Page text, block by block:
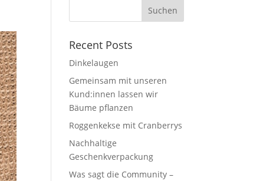
Recent Posts
Dinkelaugen
Gemeinsam mit unseren
Kund:innen lassen wir
Bäume pflanzen
Roggenkekse mit Cranberrys
Nachhaltige
Geschenkverpackung
Was sagt die Community –